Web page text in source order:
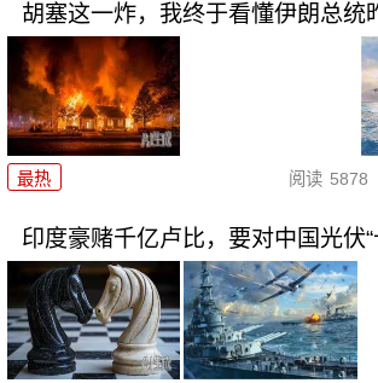
胡塞这一炸，我终于看懂伊朗总统
最热 阅读 5878
印度豪赌千亿卢比，要对中国光伏“